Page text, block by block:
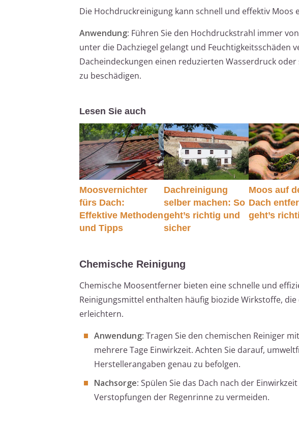
Die Hochdruckreinigung kann schnell und effektiv
Anwendung: Führen Sie den Hochdruckstrahl immer
unter die Dachziegel gelangt und Feuchtigkeitsschäden
Dacheindeckungen einen reduzierten Wasserdruck
zu beschädigen.
Lesen Sie auch
Moosvernichter
fürs Dach:
Effektive Methoden
und Tipps
Dachreinigung
selber machen: So
geht’s richtig und
sicher
Moos auf
Dach
geht’s
Chemische Reinigung
Chemische Moosentferner bieten eine schnelle und
Reinigungsmittel enthalten häufig biozide Wirkstoffe,
erleichtern.
Anwendung: Tragen Sie den chemischen Reiniger
mehrere Tage Einwirkzeit. Achten Sie darauf,
Herstellerangaben genau zu befolgen.
Nachsorge: Spülen Sie das Dach nach der
Verstopfungen der Regenrinne zu vermeiden.